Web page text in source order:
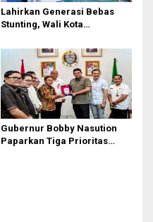
Lahirkan Generasi Bebas
Stunting, Wali Kota
Optimalisasi SP3 Catin
Gubernur Bobby Nasution
Paparkan Tiga Prioritas